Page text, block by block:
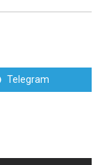
Telegram